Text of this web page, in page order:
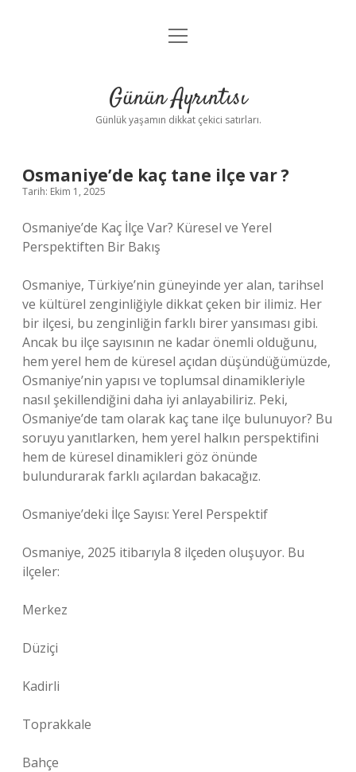
Anasayfa
Yasal Uyarı
menüyü
Günün Ayrıntısı
Günlük yaşamın dikkat çekici satırları.
Osmaniye’de kaç tane ilçe var ?
Tarih: Ekim 1, 2025
Osmaniye’de Kaç İlçe Var? Küresel ve Yerel
Perspektiften Bir Bakış
Osmaniye, Türkiye’nin güneyinde yer alan, tarihsel
ve kültürel zenginliğiyle dikkat çeken bir ilimiz. Her
bir ilçesi, bu zenginliğin farklı birer yansıması gibi.
Ancak bu ilçe sayısının ne kadar önemli olduğunu,
hem yerel hem de küresel açıdan düşündüğümüzde,
Osmaniye’nin yapısı ve toplumsal dinamikleriyle
nasıl şekillendiğini daha iyi anlayabiliriz. Peki,
Osmaniye’de tam olarak kaç tane ilçe bulunuyor? Bu
soruyu yanıtlarken, hem yerel halkın perspektifini
hem de küresel dinamikleri göz önünde
bulundurarak farklı açılardan bakacağız.
Osmaniye’deki İlçe Sayısı: Yerel Perspektif
Osmaniye, 2025 itibarıyla 8 ilçeden oluşuyor. Bu
ilçeler:
Merkez
Düziçi
Kadirli
Toprakkale
Bahçe